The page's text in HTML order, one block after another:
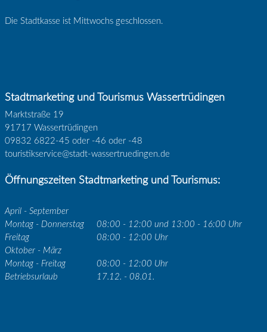
Die Stadtkasse ist Mittwochs geschlossen.
Stadtmarketing und Tourismus Wassertrüdingen
Marktstraße 19
91717 Wassertrüdingen
09832 6822-45 oder -46 oder -48
touristikservice@stadt-wassertruedingen.de
Öffnungszeiten Stadtmarketing und Tourismus:
April - September
Montag - Donnerstag
08:00 - 12:00 und 13:00 - 16:00 Uhr
Freitag
08:00 - 12:00 Uhr
Oktober - März
Montag - Freitag
08:00 - 12:00 Uhr
Betriebsurlaub
17.12. - 08.01.